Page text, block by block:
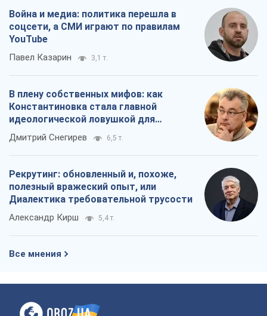
Война и медиа: политика перешла в
соцсети, а СМИ играют по правилам
YouTube
Павел Казарин 3,1 т.
В плену собственных мифов: как
Константиновка стала главной
идеологической ловушкой для
российских оккупантов
Дмитрий Снегирев 6,5 т.
Рекрутинг: обновленный и, похоже,
полезный вражеский опыт, или
Диалектика требовательной трусости
Александр Кирш 5,4 т.
Все мнения